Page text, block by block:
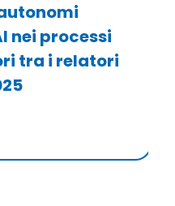
nei processi
tra i relatori